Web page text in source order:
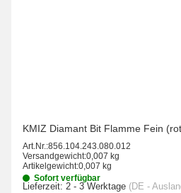
KMIZ Diamant Bit Flamme Fein
Art.Nr.:856.104.243.080.012
Versandgewicht:0,007 kg
Artikelgewicht:0,007 kg
Sofort verfügbar
Lieferzeit: 2 - 3 Werktage (DE -